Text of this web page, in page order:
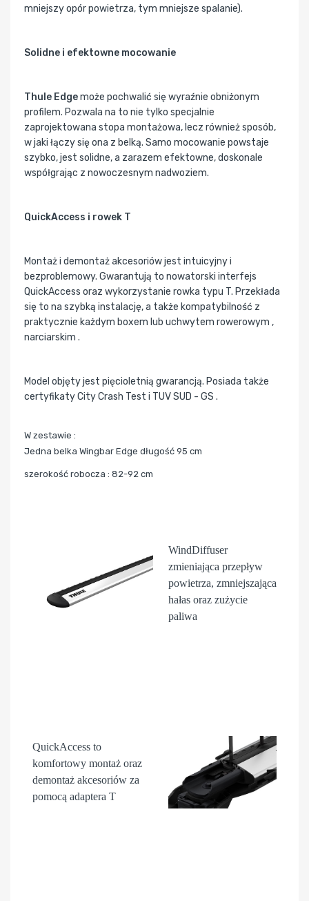
mniejszy opór powietrza, tym mniejsze spalanie).
Solidne i efektowne mocowanie
Thule Edgemoże pochwalić się wyraźnie obniżonym
profilem. Pozwala na to nie tylko specjalnie
zaprojektowana stopa montażowa, lecz również sposób,
w jaki łączy się ona z belką. Samo mocowanie powstaje
szybko, jest solidne, a zarazem efektowne, doskonale
współgrając z nowoczesnym nadwoziem.
QuickAccess i rowek T
Montaż i demontaż akcesoriów jest intuicyjny i
bezproblemowy. Gwarantują to nowatorski interfejs
QuickAccess oraz wykorzystanie rowka typu T. Przekłada
się to na szybką instalację, a także kompatybilność z
praktycznie każdym boxem lub uchwytem rowerowym ,
narciarskim .
Model objęty jest pięcioletnią gwarancją. Posiada także
certyfikaty City Crash Test i TUV SUD - GS .
W zestawie :
Jedna belka Wingbar Edge długość 95 cm
szerokość robocza : 82-92 cm
WindDiffuser
zmieniająca przepływ
powietrza, zmniejszająca
hałas oraz zużycie
paliwa
QuickAccess to
komfortowy montaż oraz
demontaż akcesoriów za
pomocą adaptera T